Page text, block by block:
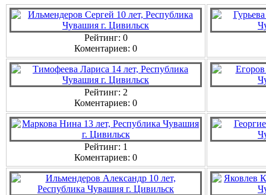
Рейтинг: 0
Коментариев: 0
Рейтинг: 2
Коментариев: 0
Рейтинг: 1
Коментариев: 0